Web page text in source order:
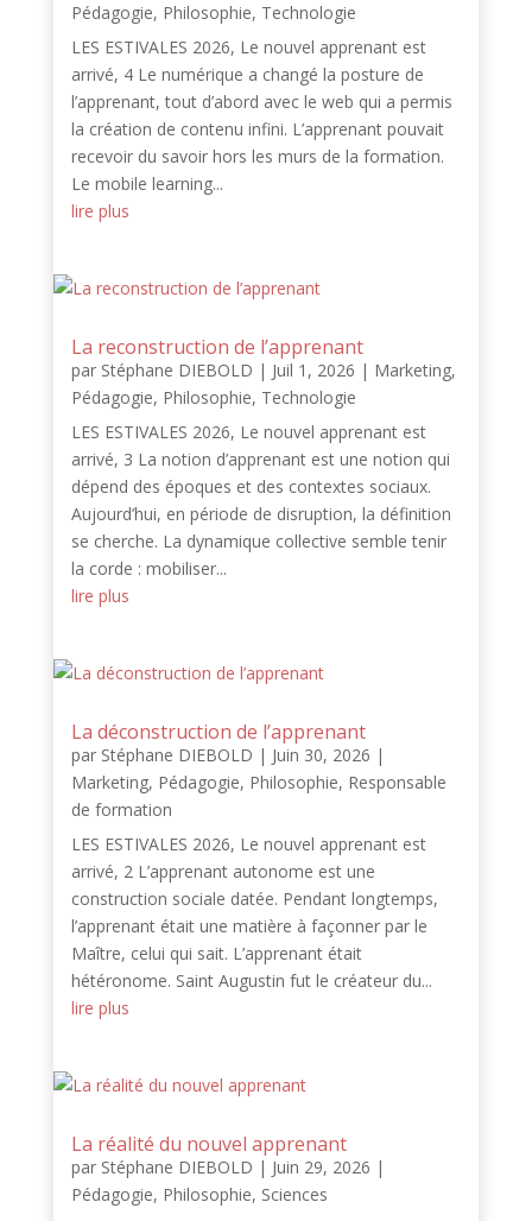
Pédagogie, Philosophie, Technologie
LES ESTIVALES 2026, Le nouvel apprenant est
arrivé, 4 Le numérique a changé la posture de
l’apprenant, tout d’abord avec le web qui a permis
la création de contenu infini. L’apprenant pouvait
recevoir du savoir hors les murs de la formation.
Le mobile learning...
lire plus
La reconstruction de l’apprenant
par Stéphane DIEBOLD | Juil 1, 2026 | Marketing,
Pédagogie, Philosophie, Technologie
LES ESTIVALES 2026, Le nouvel apprenant est
arrivé, 3 La notion d’apprenant est une notion qui
dépend des époques et des contextes sociaux.
Aujourd’hui, en période de disruption, la définition
se cherche. La dynamique collective semble tenir
la corde : mobiliser...
lire plus
La déconstruction de l’apprenant
par Stéphane DIEBOLD | Juin 30, 2026 |
Marketing, Pédagogie, Philosophie, Responsable
de formation
LES ESTIVALES 2026, Le nouvel apprenant est
arrivé, 2 L’apprenant autonome est une
construction sociale datée. Pendant longtemps,
l’apprenant était une matière à façonner par le
Maître, celui qui sait. L’apprenant était
hétéronome. Saint Augustin fut le créateur du...
lire plus
La réalité du nouvel apprenant
par Stéphane DIEBOLD | Juin 29, 2026 |
Pédagogie, Philosophie, Sciences